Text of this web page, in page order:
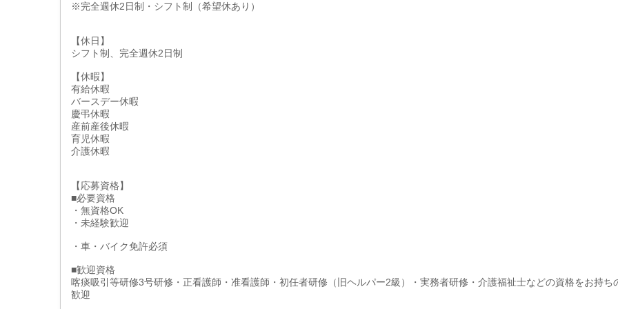
※完全週休2日制・シフト制（希望休あり）
【休日】
シフト制、完全週休2日制
【休暇】
有給休暇
バースデー休暇
慶弔休暇
産前産後休暇
育児休暇
介護休暇
【応募資格】
■必要資格
・無資格OK
・未経験歓迎
・車・バイク免許必須
■歓迎資格
喀痰吸引等研修3号研修・正看護師・准看護師・初任者研修（旧ヘルパー2級）・実務者研修・介護福祉士などの資格をお持ち
歓迎